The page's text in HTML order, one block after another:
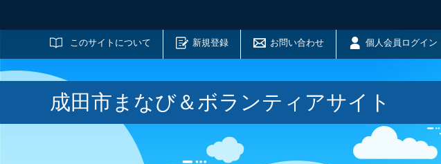
このサイトについて 新規登録 お問い合わせ 個人会員ログイン
サイト内検索
成田市まなび＆ボランティアサイト